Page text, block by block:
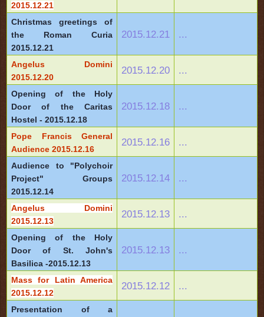
2015.12.21
Christmas greetings of
the Roman Curia
2015.12.21
2015.12.21 ...
Angelus Domini
2015.12.20
2015.12.20 ...
Opening of the Holy
Door of the Caritas
Hostel - 2015.12.18
2015.12.18 ...
Pope Francis General
Audience 2015.12.16
2015.12.16 ...
Audience to "Polychoir
Project" Groups
2015.12.14
2015.12.14 ...
Angelus Domini
2015.12.13
2015.12.13 ...
Opening of the Holy
Door of St. John's
Basilica -2015.12.13
2015.12.13 ...
Mass for Latin America
2015.12.12
2015.12.12 ...
Presentation of a